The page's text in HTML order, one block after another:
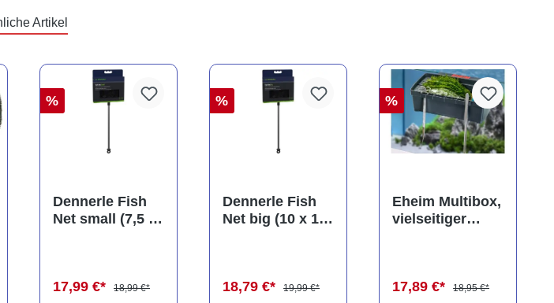
Artikel
%
Dennerle Fish
Net small (7,5 x
17,99 €*
18,99 €*
%
Dennerle Fish
Net big (10 x 13
18,79 €*
19,99 €*
%
Eheim Multibox,
vielseitiger
17,89 €*
18,95 €*